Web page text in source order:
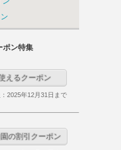
ポン特集
えるクーポン
2025年12月31日まで
の割引クーポン